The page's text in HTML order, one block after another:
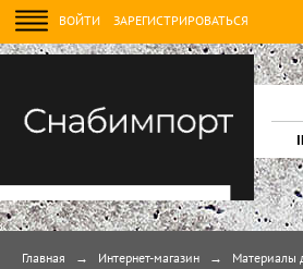
ВОЙТИ ЗАРЕГИСТРИРОВАТЬСЯ
Главная → Интернет-магазин → Материалы